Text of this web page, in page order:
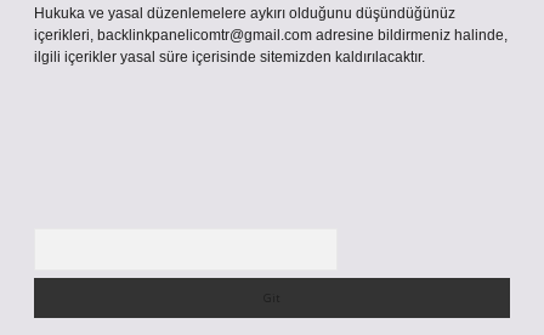
Hukuka ve yasal düzenlemelere aykırı olduğunu düşündüğünüz
içerikleri, backlinkpanelicomtr@gmail.com adresine bildirmeniz halinde,
ilgili içerikler yasal süre içerisinde sitemizden kaldırılacaktır.